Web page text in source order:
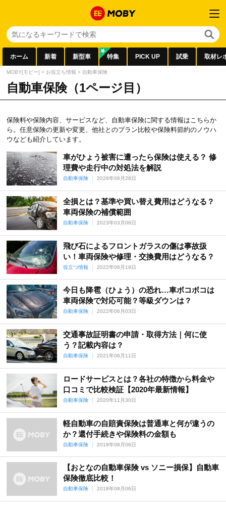
ホーム 新着 新型車 特集 PICK UP 試乗 取材レ
MOBY[モビー] > お役立ち情報 > 自動車保険
自動車保険（1ページ目）
保険料や保険内容、サービスなど、自動車保険に関する情報はこちらか
ら。任意保険の更新や変更、他社とのプラン比較や保険料節約のノウハ
ウなども紹介しています。
車がひょう被害に遭ったら保険は使える？ 修
理費や走行中の対処法を解説
自動車保険 2026年06月28日
全損とは？基準や買い替え費用はどうなる？
車両保険の補償範囲
自動車保険 2023年03月06日
飛び石によるフロントガラスの傷は事故扱
い！車両保険や修理・交換費用はどうなる？
役立つ情報 2022年06月19日
今日も降雹（ひょう）の恐れ…車ボコボコは
車両保険で対応可能？等級ダウンは？
自動車保険 2022年06月03日
交通事故証明書の申請・取得方法｜何に使
う？記載内容は？
自動車保険 2021年06月11日
ロードサービスとは？各社の特徴から料金や
口コミで比較検証【2020年最新情報】
自動車保険 2020年11月30日
軽自動車の自賠責保険は普通車と何が違うの
か？還付手続きや保険料の金額も
自動車保険 2018年08月06日
【おとなの自動車保険 vs ソニー損保】自動車
保険徹底比較！
自動車保険 2018年08月06日